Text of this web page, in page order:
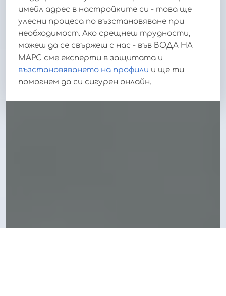
имейл адрес в настройките си - това ще
улесни процеса по възстановяване при
необходимост. Ако срещнеш трудности,
можеш да се свържеш с нас - във ВОДА НА
МАРС сме експерти в защитата и
възстановяването на профили и ще ти
помогнем да си сигурен онлайн.